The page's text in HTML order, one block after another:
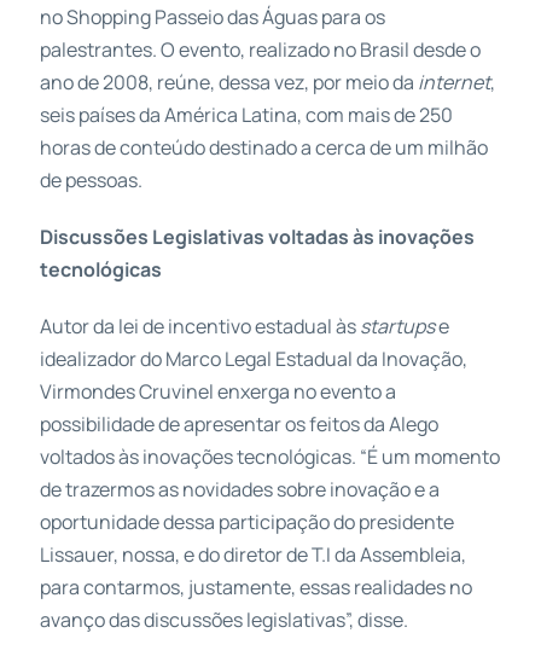
no Shopping Passeio das Águas para os
palestrantes. O evento, realizado no Brasil desde o
ano de 2008, reúne, dessa vez, por meio da internet,
seis países da América Latina, com mais de 250
horas de conteúdo destinado a cerca de um milhão
de pessoas.
Discussões Legislativas voltadas às inovações
tecnológicas
Autor da lei de incentivo estadual àsstartupse
idealizador do Marco Legal Estadual da Inovação,
Virmondes Cruvinel enxerga no evento a
possibilidade de apresentar os feitos da Alego
voltados às inovações tecnológicas. “É um momento
de trazermos as novidades sobre inovação e a
oportunidade dessa participação do presidente
Lissauer, nossa, e do diretor de T.I da Assembleia,
para contarmos, justamente, essas realidades no
avanço das discussões legislativas”, disse.